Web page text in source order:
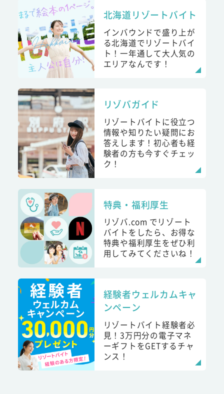
北海道リゾートバイト
インバウンドで盛り上が
る北海道でリゾートバイ
ト！一年通して大人気の
エリアなんです！
リゾバガイド
リゾートバイトに役立つ
情報や知りたい疑問にお
答えします！初心者も経
験者の方も今すぐチェッ
ク！
特典・福利厚生
リゾバ.com でリゾート
バイトをしたら、お得な
特典や福利厚生をぜひ利
用してみてくださいね！
経験者ウェルカムキャ
ンペーン
リゾートバイト経験者必
見！3万円分の電子マネ
ーギフトをGETするチャ
ンス！